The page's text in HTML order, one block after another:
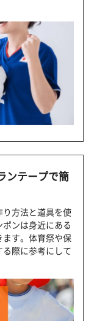
ンテープで簡
方法と道具を使
ンは身近にある
す。体育祭や保
際に参考にして